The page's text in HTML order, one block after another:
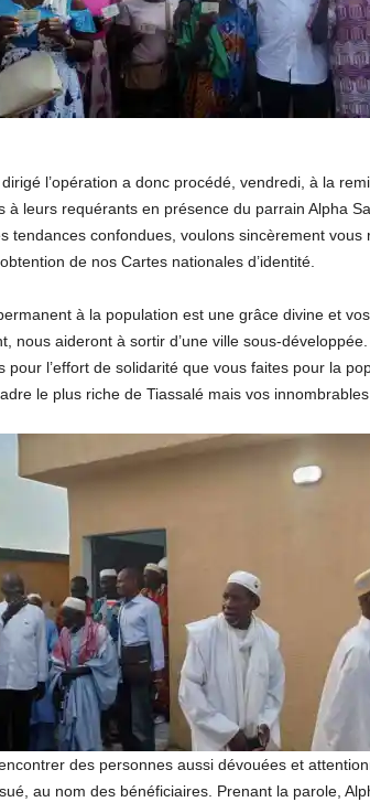
dirigé l’opération a donc procédé, vendredi, à la
à leurs requérants en présence du parrain Alpha
tendances confondues, voulons sincèrement
de nos Cartes nationales d’identité.
à la population est une grâce divine et
nous aideront à sortir d’une ville sous-
pour l’effort de solidarité que vous faites pour la
le plus riche de Tiassalé mais vos
des personnes aussi dévouées et
au nom des bénéficiaires. Prenant la parole,